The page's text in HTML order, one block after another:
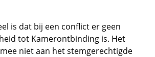
is dat bij een conflict er geen
tot Kamerontbinding is. Het
niet aan het stemgerechtigde